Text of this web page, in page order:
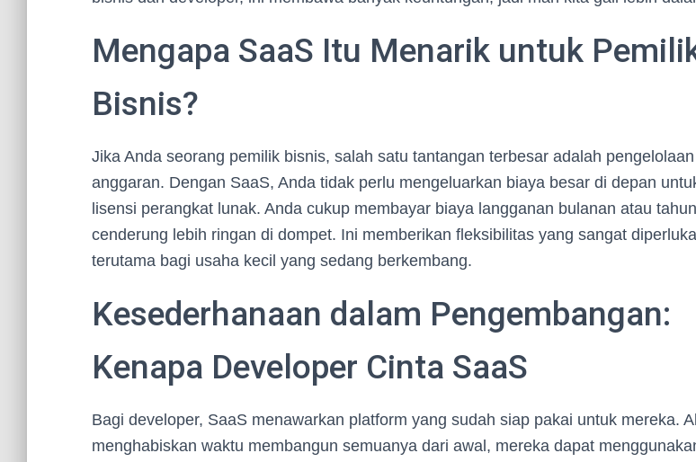
Mengapa SaaS Itu Menarik untuk
Bisnis?
Jika Anda seorang pemilik bisnis, salah satu tantangan terbesar adalah pengelolaan
anggaran. Dengan SaaS, Anda tidak perlu mengeluarkan biaya besar di depan
lisensi perangkat lunak. Anda cukup membayar biaya langganan bulanan atau
cenderung lebih ringan di dompet. Ini memberikan fleksibilitas yang sangat
terutama bagi usaha kecil yang sedang berkembang.
Kesederhanaan dalam Pengembangan:
Kenapa Developer Cinta SaaS
Bagi developer, SaaS menawarkan platform yang sudah siap pakai untuk mereka.
menghabiskan waktu membangun semuanya dari awal, mereka dapat